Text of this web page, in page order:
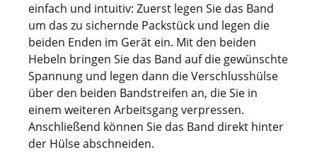
einfach und intuitiv: Zuerst legen Sie das Band
um das zu sichernde Packstück und legen die
beiden Enden im Gerät ein. Mit den beiden
Hebeln bringen Sie das Band auf die gewünschte
Spannung und legen dann die Verschlusshülse
über den beiden Bandstreifen an, die Sie in
einem weiteren Arbeitsgang verpressen.
Anschließend können Sie das Band direkt hinter
der Hülse abschneiden.